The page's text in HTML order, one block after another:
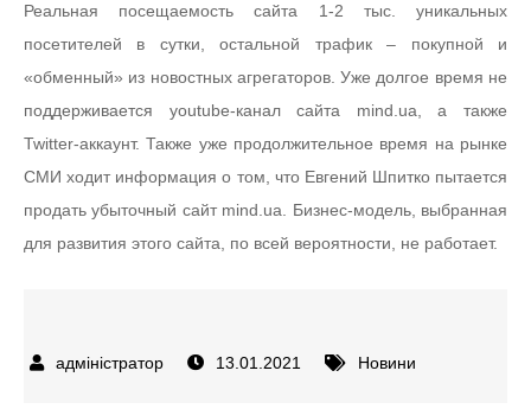
Реальная посещаемость сайта 1-2 тыс. уникальных
посетителей в сутки, остальной трафик – покупной и
«обменный» из новостных агрегаторов. Уже долгое время не
поддерживается youtube-канал сайта mind.ua, а также
Twitter-аккаунт. Также уже продолжительное время на рынке
СМИ ходит информация о том, что Евгений Шпитко пытается
продать убыточный сайт mind.ua. Бизнес-модель, выбранная
для развития этого сайта, по всей вероятности, не работает.
13.01.2021 Новини